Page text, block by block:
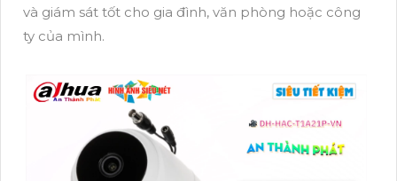
và giám sát tốt cho gia đình, văn phòng hoặc công
ty của mình.